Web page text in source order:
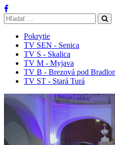
Pokrytie
TV SEN - Senica
TV S - Skalica
TV M - Myjava
TV B - Brezová pod
TV ST - Stará Turá